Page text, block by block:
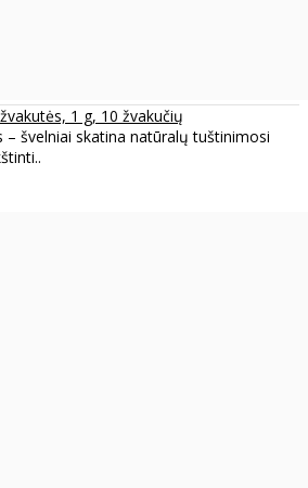
1 g, 10 žvakučių
– švelniai skatina natūralų tuštinimosi